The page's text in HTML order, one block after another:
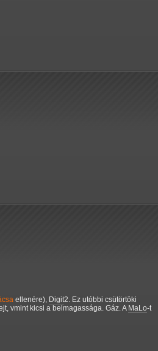
ellenére), Digit2. Ez utóbbi csütörtöki
vmint kicsi a belmagassága. Gáz. A MaLo-t